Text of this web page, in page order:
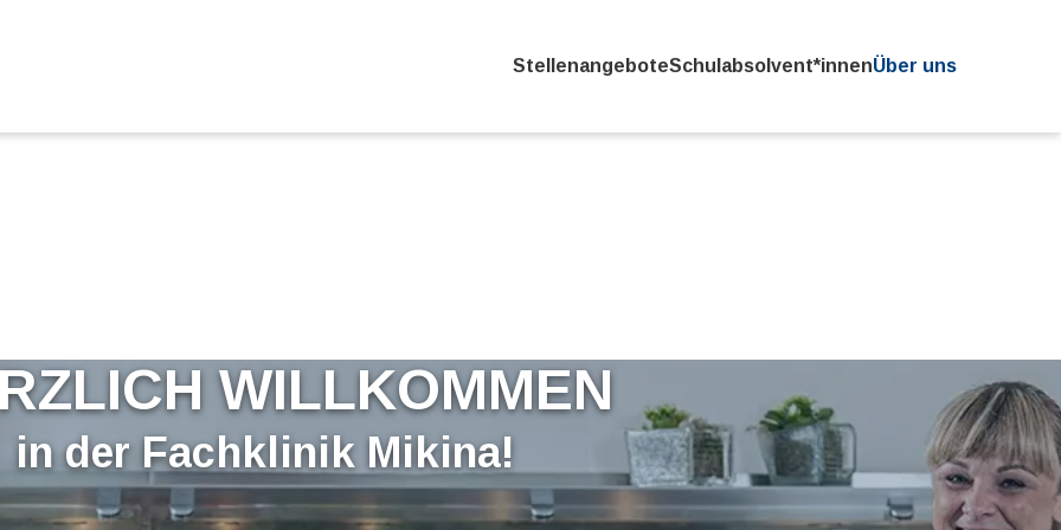
StellenangeboteSchulabsolvent*innenÜber uns
WILLKOMMEN
in der Fachklinik Mikina!